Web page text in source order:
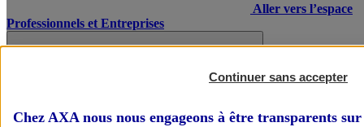
Aller vers l’espace
Professionnels et Entreprises
Continuer sans accepter
Chez AXA nous nous engageons à être transparents